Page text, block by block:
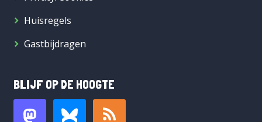
Huisregels
Gastbijdragen
BLIJF OP DE HOOGTE